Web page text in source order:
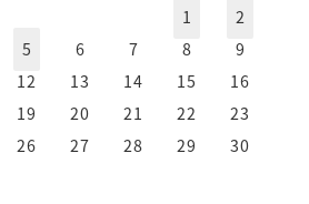
1
2
5 6 7 8
9
12 13 14 15
16
19 20 21 22
23
26 27 28 29
30